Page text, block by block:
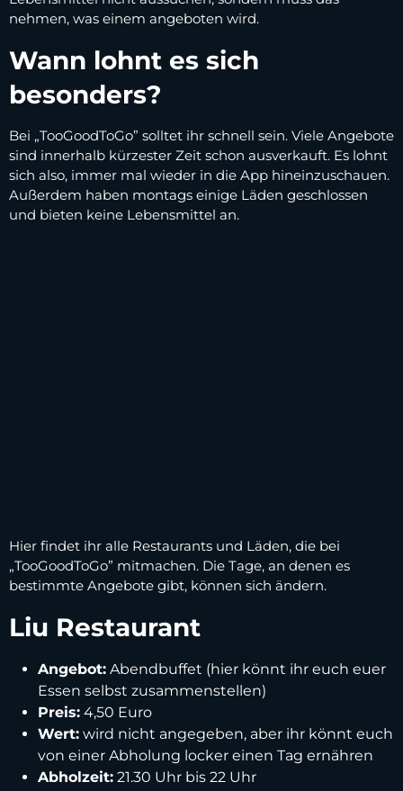
nehmen, was einem angeboten wird.
Wann lohnt es sich
besonders?
Bei „TooGoodToGo” solltet ihr schnell sein. Viele Angebote
sind innerhalb kürzester Zeit schon ausverkauft. Es lohnt
sich also, immer mal wieder in die App hineinzuschauen.
Außerdem haben montags einige Läden geschlossen
und bieten keine Lebensmittel an.
Hier findet ihr alle Restaurants und Läden, die bei
„TooGoodToGo” mitmachen. Die Tage, an denen es
bestimmte Angebote gibt, können sich ändern.
Liu Restaurant
Angebot: Abendbuffet (hier könnt ihr euch euer
Essen selbst zusammenstellen)
Preis: 4,50 Euro
Wert: wird nicht angegeben, aber ihr könnt euch
von einer Abholung locker einen Tag ernähren
Abholzeit: 21.30 Uhr bis 22 Uhr